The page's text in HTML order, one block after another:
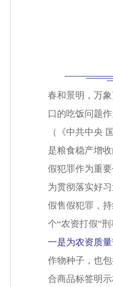
春和景明，万
口的吃饭问题
（《中共中央
是粮食稳产增
假犯罪作为重
为贯彻落实好
假售假犯罪，
个“农资打假”
一是为农资质
作物种子，也
合商品标签明